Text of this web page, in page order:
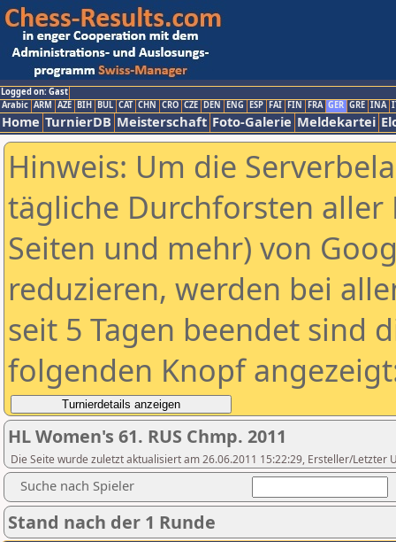
Logged on: Gast
Arabic ARM AZE BIH BUL CAT CHN CRO CZE DEN ENG ESP FAI FIN FRA GER GRE INA
Home TurnierDB Meisterschaft Foto-Galerie Meldekartei
Hinweis: Um die
tägliche Durchforsten aller
Seiten und mehr) von
reduzieren, werden bei
seit 5 Tagen beendet sind
folgenden Knopf
HL Women's 61. RUS Chmp. 2011
Die Seite wurde zuletzt aktualisiert am 26.06.2011 15:22:29, Ersteller/Letzter
Suche nach Spieler
Stand nach der 1 Runde